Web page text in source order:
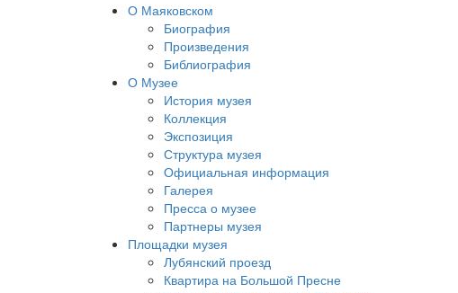
О Маяковском
Биография
Произведения
Библиография
О Музее
История музея
Коллекция
Экспозиция
Структура музея
Официальная информация
Галерея
Пресса о музее
Партнеры музея
Площадки музея
Лубянский проезд
Квартира на Большой Пресне